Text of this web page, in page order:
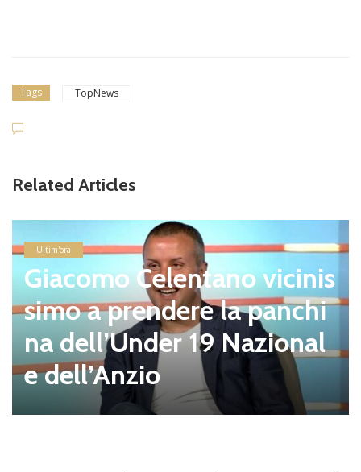
Tags TopNews
Related Articles
Ultim'ora
Giacomo Celentano vicinis
simo a prendere la panchi
na dell’Under 19 Nazional
e dell’Anzio